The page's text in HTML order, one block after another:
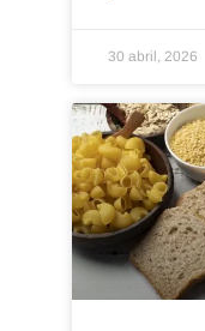
30 abril, 2026